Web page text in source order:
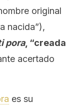
original
nacida”),
pora, “creada
acertado
es su